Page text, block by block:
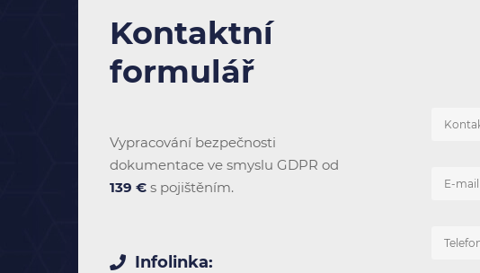
Kontaktní
formulář
Vypracování bezpečnosti
dokumentace ve smyslu GDPR od
139 € s pojištěním.
Infolinka: